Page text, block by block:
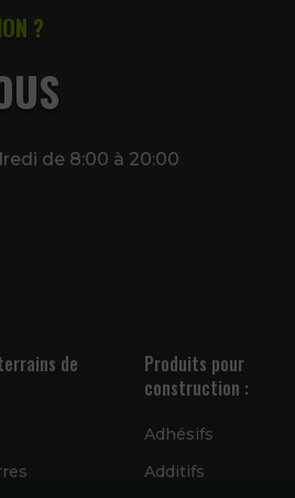
?
de 8:00 à 20:00
de
Produits pour
construction :
Adhésifs
Additifs